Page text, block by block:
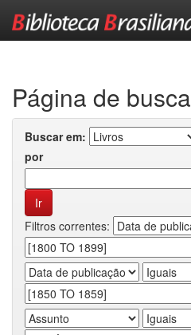
Página de busca
Buscar em:
por
Filtros correntes: